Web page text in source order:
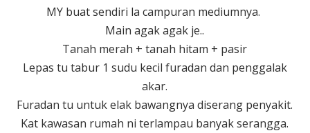
MY buat sendiri la campuran mediumnya.
Main agak agak je..
Tanah merah + tanah hitam + pasir
Lepas tu tabur 1 sudu kecil furadan dan penggalak
akar.
Furadan tu untuk elak bawangnya diserang penyakit.
Kat kawasan rumah ni terlampau banyak serangga.